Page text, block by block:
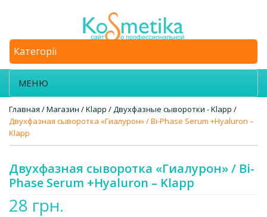
Категорії
МЕНЮ
Главная /Магазин /Klapp /Двухфазные сыворотки - Klapp /
Двухфазная сыворотка «Гиалурон» / Bi-Phase Serum +Hyaluron –
Klapp
Двухфазная сыворотка «Гиалурон» / Bi-
Phase Serum +Hyaluron – Klapp
28 грн.